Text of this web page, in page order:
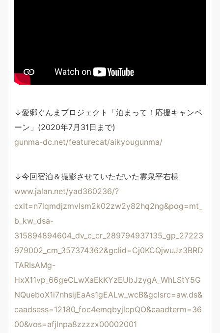
↓愛郷ぐんまプロジェクト「泊まって！応援キャンペ
ーン」(2020年7月31日まで)
gunma-dc.net/featurecat/aikyougunma/
↓今回宿泊＆撮影させていただいた霊泉平右様
www.jalan.net/yad360236/?
cxlt=n7lqmdjzmvlsm2k02zw2y82hq2ng&pog=mt_
b_kw_dsa-
315894894604_dv_c_cr_289794937135_gp_27223
979002_cm_357374362&gclid=Cj0KCQjwuJz3BRD
TARIsAMg-
HxX11vp_66geCLwXaEkKYzEUbJzygA_WhLStY5G
NQueboX1i7nhsijEaAs1gEALw_wcB&gclsrc=aw.ds&
caadsess=12180_foc4emqbyjlcpQO&caadterm=36
00&vos=afjlnpa8zzzzx00002001